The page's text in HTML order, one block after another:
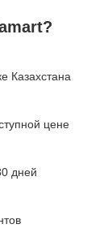
Казахстана
цене
дней